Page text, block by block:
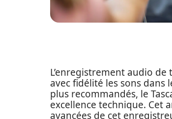
L’enregistrement audio
avec fidélité les sons dans
plus recommandés, le
excellence technique. Cet
avancées de cet